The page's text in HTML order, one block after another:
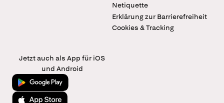
Netiquette
Erklärung zur Barrierefreiheit
Cookies & Tracking
Jetzt auch als App für iOS
und Android
Jetzt bei Google Play
Laden im App Store